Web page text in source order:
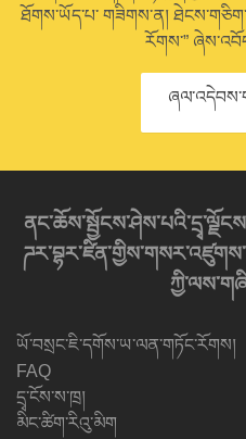
ཐོགས་ཡོད་པ་ གཟིགས་ན།
རོགས་”
ཡོ་བསྲང་ཇི་དགོས་ཡ་ལན་གཏོང་རོགས།
FAQ
དྲྭ་ངོས་ས་ཁྲ།
མིང་ཚིག་རིའུ་མིག